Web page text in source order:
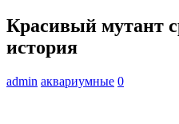
Красивый мутант
история
admin аквариумные 0